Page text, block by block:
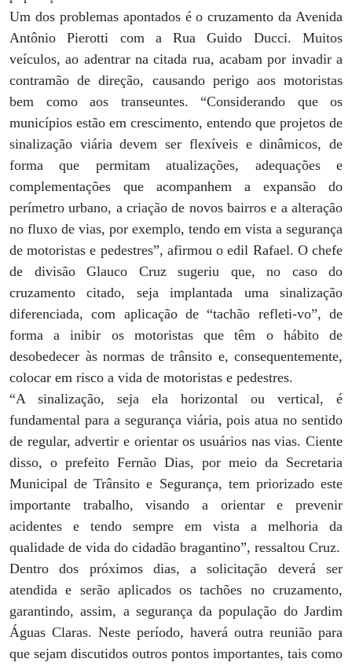
Um dos problemas apontados é o cruzamento da Avenida
Antônio Pierotti com a Rua Guido Ducci. Muitos
veículos, ao adentrar na citada rua, acabam por invadir a
contramão de direção, causando perigo aos motoristas
bem como aos transeuntes. “Considerando que os
municípios estão em crescimento, entendo que projetos de
sinalização viária devem ser flexíveis e dinâmicos, de
forma que permitam atualizações, adequações e
complementações que acompanhem a expansão do
perímetro urbano, a criação de novos bairros e a alteração
no fluxo de vias, por exemplo, tendo em vista a segurança
de motoristas e pedestres”, afirmou o edil Rafael. O chefe
de divisão Glauco Cruz sugeriu que, no caso do
cruzamento citado, seja implantada uma sinalização
diferenciada, com aplicação de “tachão refleti-vo”, de
forma a inibir os motoristas que têm o hábito de
desobedecer às normas de trânsito e, consequentemente,
colocar em risco a vida de motoristas e pedestres.
“A sinalização, seja ela horizontal ou vertical, é
fundamental para a segurança viária, pois atua no sentido
de regular, advertir e orientar os usuários nas vias. Ciente
disso, o prefeito Fernão Dias, por meio da Secretaria
Municipal de Trânsito e Segurança, tem priorizado este
importante trabalho, visando a orientar e prevenir
acidentes e tendo sempre em vista a melhoria da
qualidade de vida do cidadão bragantino”, ressaltou Cruz.
Dentro dos próximos dias, a solicitação deverá ser
atendida e serão aplicados os tachões no cruzamento,
garantindo, assim, a segurança da população do Jardim
Águas Claras. Neste período, haverá outra reunião para
que sejam discutidos outros pontos importantes, tais como